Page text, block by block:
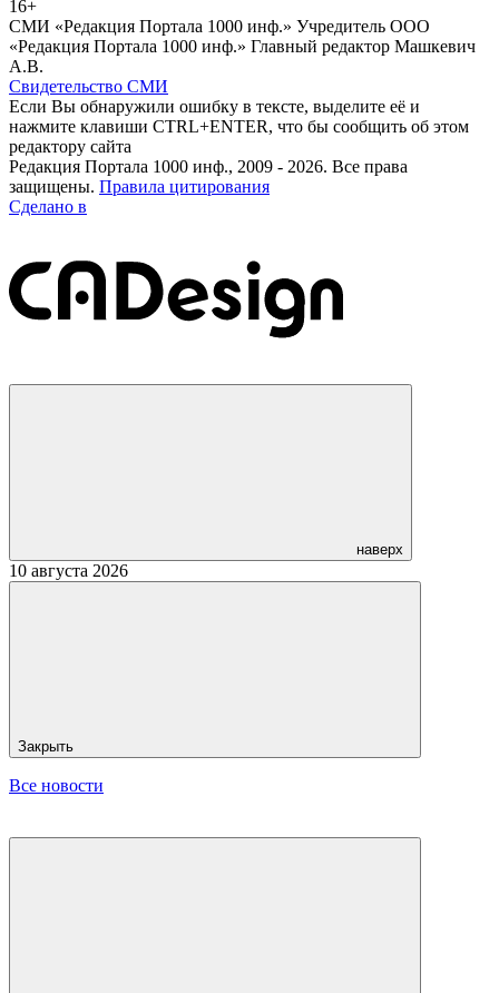
16+
СМИ «Редакция Портала 1000 инф.» Учредитель ООО
«Редакция Портала 1000 инф.» Главный редактор Машкевич
А.В.
Свидетельство СМИ
Если Вы обнаружили ошибку в тексте, выделите её и
нажмите клавиши CTRL+ENTER, что бы сообщить об этом
редактору сайта
Редакция Портала 1000 инф., 2009 - 2026. Все права
защищены. Правила цитирования
Сделано в
наверх
10 августа 2026
Закрыть
Все новости